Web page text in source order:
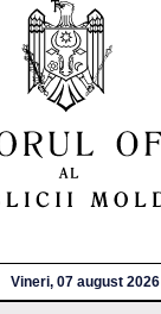
Vineri, 07 august 2026